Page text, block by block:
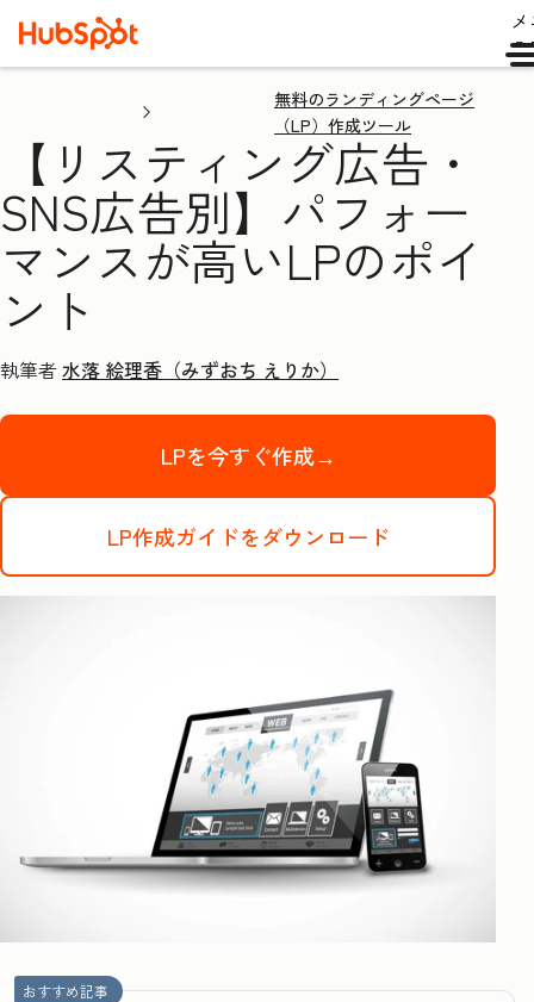
無料のランディングページ
（LP）作成ツール
【リスティング広告・
SNS広告別】パフォー
マンスが高いLPのポイ
ント
執筆者水落 絵理香（みずおち えりか）
LPを今すぐ作成→
LP作成ガイドをダウンロード
おすすめ記事